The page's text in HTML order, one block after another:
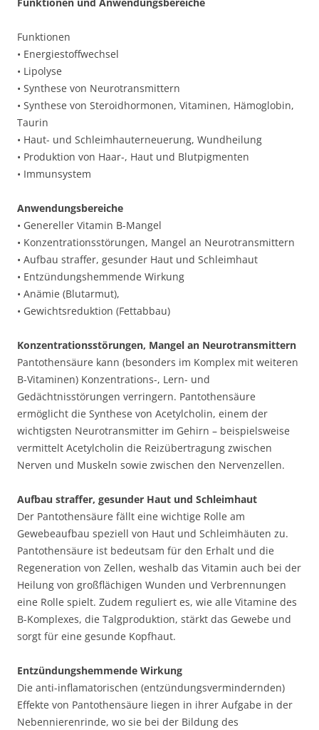
Funktionen und Anwendungsbereiche
Funktionen
• Energiestoffwechsel
• Lipolyse
• Synthese von Neurotransmittern
• Synthese von Steroidhormonen, Vitaminen, Hämoglobin,
Taurin
• Haut- und Schleimhauterneuerung, Wundheilung
• Produktion von Haar-, Haut und Blutpigmenten
• Immunsystem
Anwendungsbereiche
• Genereller Vitamin B-Mangel
• Konzentrationsstörungen, Mangel an Neurotransmittern
• Aufbau straffer, gesunder Haut und Schleimhaut
• Entzündungshemmende Wirkung
• Anämie (Blutarmut),
• Gewichtsreduktion (Fettabbau)
Konzentrationsstörungen, Mangel an Neurotransmittern
Pantothensäure kann (besonders im Komplex mit weiteren
B-Vitaminen) Konzentrations-, Lern- und
Gedächtnisstörungen verringern. Pantothensäure
ermöglicht die Synthese von Acetylcholin, einem der
wichtigsten Neurotransmitter im Gehirn – beispielsweise
vermittelt Acetylcholin die Reizübertragung zwischen
Nerven und Muskeln sowie zwischen den Nervenzellen.
Aufbau straffer, gesunder Haut und Schleimhaut
Der Pantothensäure fällt eine wichtige Rolle am
Gewebeaufbau speziell von Haut und Schleimhäuten zu.
Pantothensäure ist bedeutsam für den Erhalt und die
Regeneration von Zellen, weshalb das Vitamin auch bei der
Heilung von großflächigen Wunden und Verbrennungen
eine Rolle spielt. Zudem reguliert es, wie alle Vitamine des
B-Komplexes, die Talgproduktion, stärkt das Gewebe und
sorgt für eine gesunde Kopfhaut.
Entzündungshemmende Wirkung
Die anti-inflamatorischen (entzündungsvermindernden)
Effekte von Pantothensäure liegen in ihrer Aufgabe in der
Nebennierenrinde, wo sie bei der Bildung des